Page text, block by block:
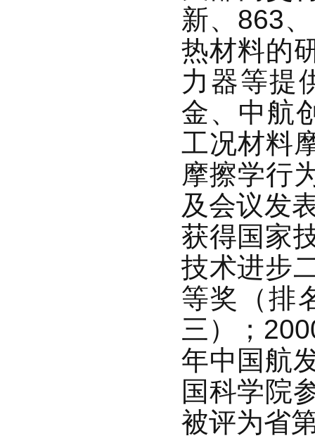
新、863
热材料的
力器等提
金、中航
工况材料
摩擦学行
及会议发
获得国家
技术进步
等奖（排
三）；
年中国航
国科学院
被评为省